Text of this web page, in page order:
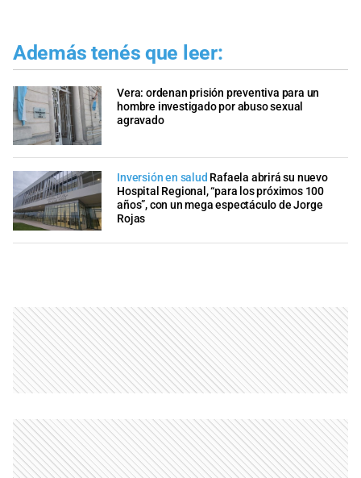
Además tenés que leer:
Vera: ordenan prisión preventiva para un
hombre investigado por abuso sexual
agravado
Inversión en salud Rafaela abrirá su nuevo
Hospital Regional, “para los próximos 100
años”, con un mega espectáculo de Jorge
Rojas